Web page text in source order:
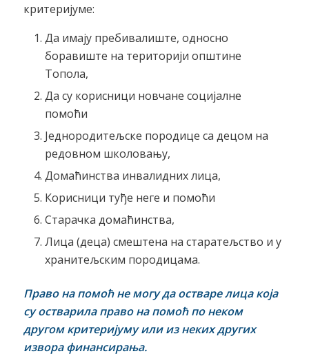
критеријуме:
Да имају пребивалиште, односно
боравиште на територији општине
Топола,
Да су корисници новчане социјалне
помоћи
Једнородитељске породице са децом на
редовном школовању,
Домаћинства инвалидних лица,
Корисници туђе неге и помоћи
Старачка домаћинства,
Лица (деца) смештена на старатељство и у
хранитељским породицама.
Право на помоћ не могу да остваре лица која
су остварила право на помоћ по неком
другом критеријуму или из неких других
извора финансирања.